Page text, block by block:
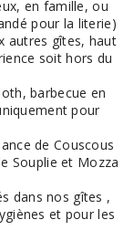
en famille, ou
pour la literie)
autres gîtes, haut
soit hors du
barbecue en
pour
de Couscous
Souplie et Mozza
dans nos gîtes ,
et pour les